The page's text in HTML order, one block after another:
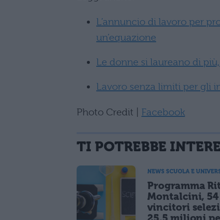
L’annuncio di lavoro per
un’equazione
Le donne si laureano di
Lavoro senza limiti per gli
Photo Credit | Facebook
TI POTREBBE
NEWS SCUOLA E
Programma
Montalcini, 54
vincitori